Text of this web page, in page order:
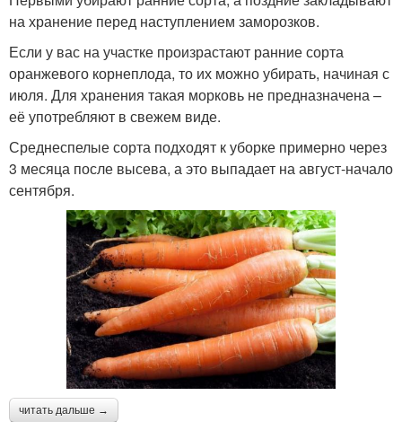
на хранение перед наступлением заморозков.
Если у вас на участке произрастают ранние сорта
оранжевого корнеплода, то их можно убирать, начиная с
июля. Для хранения такая морковь не предназначена –
её употребляют в свежем виде.
Среднеспелые сорта подходят к уборке примерно через
3 месяца после высева, а это выпадает на август-начало
сентября.
читать дальше →